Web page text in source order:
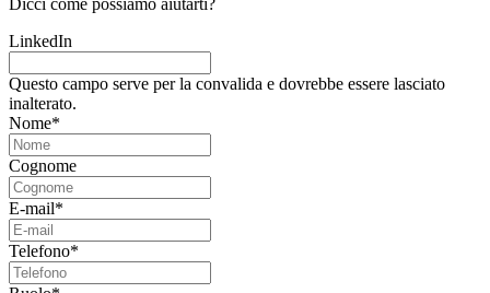
Dicci come possiamo aiutarti?
LinkedIn
Questo campo serve per la convalida e dovrebbe essere lasciato
inalterato.
Nome*
Cognome
E-mail*
Telefono*